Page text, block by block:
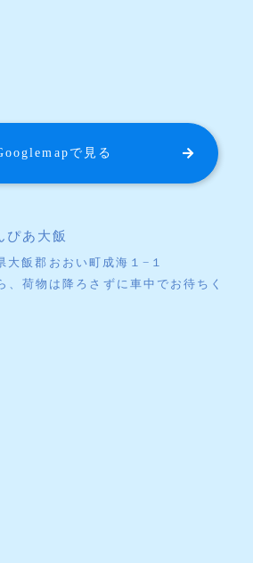
で見る
あ大飯
飯郡おおい町成海１−１
、荷物は降ろさずに車中でお待ちく